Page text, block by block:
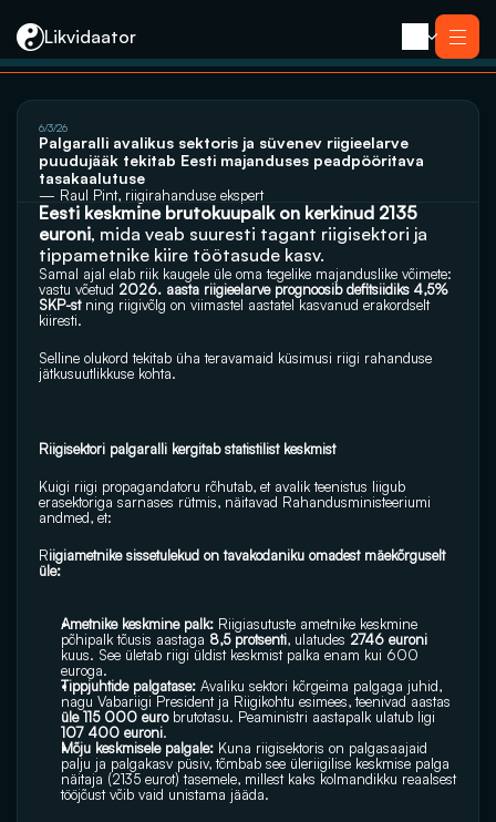
Likvidaator
Services
Liquidation with Sale
Liquidation
Reorganization
Bankruptcy
Closing an E-resident’s Company
Services
Liquidation with Sale
Liquidation
Reorganization
Bankruptcy
Closing an E-resident’s Company
Contact
6/3/26
Palgaralli avalikus sektoris ja süvenev riigieelarve
puudujääk tekitab Eesti majanduses peadpööritava
tasakaalutuse
— Raul Pint, riigirahanduse ekspert
Eesti keskmine brutokuupalk on kerkinud 2135
euroni, mida veab suuresti tagant riigisektori ja
tippametnike kiire töötasude kasv.
Samal ajal elab riik kaugele üle oma tegelike majanduslike võimete:
vastu võetud 2026. aasta riigieelarve prognoosib defitsiidiks 4,5%
SKP-st ning riigivõlg on viimastel aastatel kasvanud erakordselt
kiiresti.
Selline olukord tekitab üha teravamaid küsimusi riigi rahanduse
jätkusuutlikkuse kohta.
Riigisektori palgaralli kergitab statistilist keskmist
Kuigi riigi propagandatoru rõhutab, et avalik teenistus liigub
erasektoriga sarnases rütmis, näitavad Rahandusministeeriumi
andmed, et:
Riigiametnike sissetulekud on tavakodaniku omadest mäekõrguselt
üle:
Ametnike keskmine palk: Riigiasutuste ametnike keskmine
põhipalk tõusis aastaga 8,5 protsenti, ulatudes 2746 euroni
kuus. See ületab riigi üldist keskmist palka enam kui 600
euroga.
Tippjuhtide palgatase: Avaliku sektori kõrgeima palgaga juhid,
üle 115 000 euro
107 400 euroni.
Mõju keskmisele palgale: Kuna riigisektoris on palgasaajaid
palju ja palgakasv püsiv, tõmbab see üleriigilise keskmise palga
näitaja (2135 eurot) tasemele, millest kaks kolmandikku reaalsest
tööjõust võib vaid unistama jääda.